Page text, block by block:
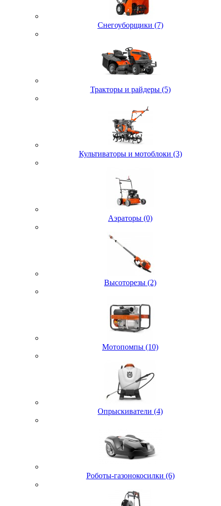
Снегоуборщики (7)
Тракторы и райдеры (5)
Культиваторы и мотоблоки (3)
Аэраторы (0)
Высоторезы (2)
Мотопомпы (10)
Опрыскиватели (4)
Роботы-газонокосилки (6)